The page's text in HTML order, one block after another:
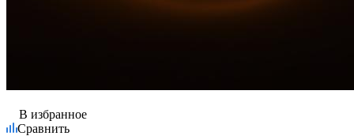
В избранное
Сравнить